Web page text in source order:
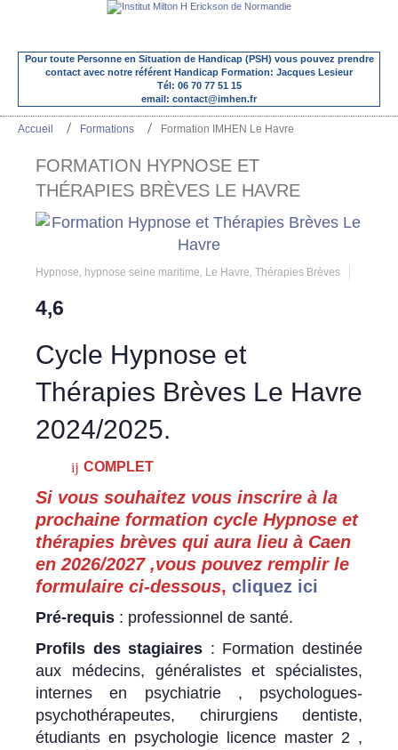
Pour toute Personne en Situation de Handicap (PSH) vous pouvez prendre
contact avec notre référent Handicap Formation: Jacques Lesieur
Tél: 06 70 77 51 15
email: contact@imhen.fr
Accueil Formations Formation IMHEN Le Havre
FORMATION HYPNOSE ET
THÉRAPIES BRÈVES LE HAVRE
Hypnose hypnose seine maritime Le Havre Thérapies Brèves
4,6
Cycle Hypnose et
Thérapies Brèves Le Havre
2024/2025.
COMPLET
Si vous souhaitez vous inscrire à la
prochaine formation cycle Hypnose et
thérapies brèves qui aura lieu à Caen
en 2026/2027 ,vous pouvez remplir le
formulaire ci-dessous, cliquez ici
Pré-requis : professionnel de santé.
Profils des stagiaires : Formation destinée
aux médecins, généralistes et spécialistes,
internes en psychiatrie , psychologues-
psychothérapeutes, chirurgiens dentiste,
étudiants en psychologie licence master 2 ,